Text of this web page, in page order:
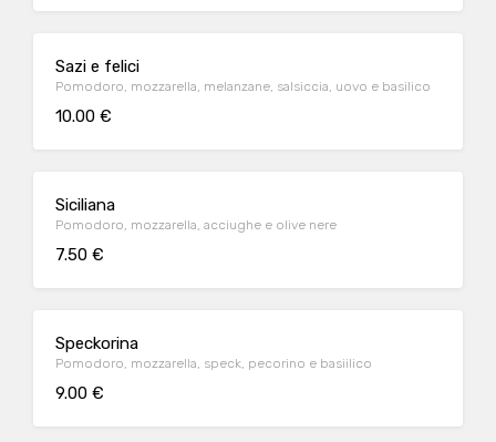
Sazi e felici
Pomodoro, mozzarella, melanzane, salsiccia, uovo e basilico
10.00 €
Siciliana
Pomodoro, mozzarella, acciughe e olive nere
7.50 €
Speckorina
Pomodoro, mozzarella, speck, pecorino e basiilico
9.00 €